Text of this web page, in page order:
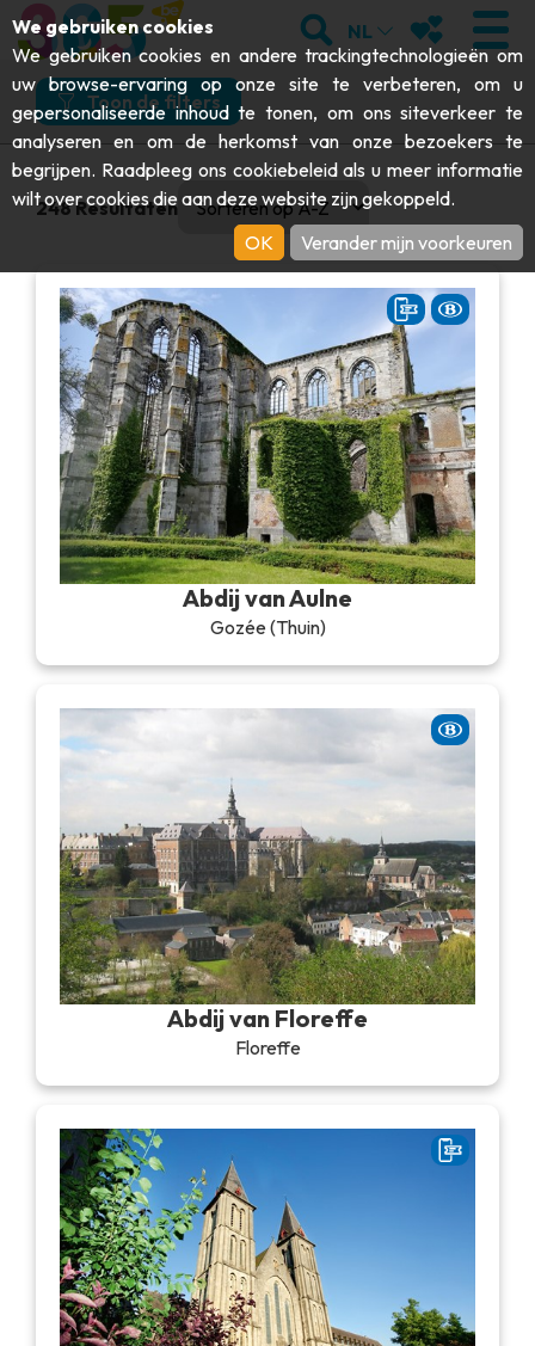
BEZOEKEN
Abdijen & religieuze monumenten
Kunst
Ambachten & knowhow
Kastelen, citadellen & belforten
Folklore & lokale geschiedenis
Geschiedenis
Wetenschapsparken
Streekproducten
Herinneringstoerisme
UNESCO
ONTDEKKEN
Grotten
Tuinen, parken & natuursites
Aquariums, dierenparken & -tuinen
BEWEGEN
Toeristische boten & cruises
Railbikes & toeristische treinen
Kajaks
Avonturenparken
Thema & recreatiepark
Recreatie- & waterpretparken
EVENEMENTEN
DE LEUKSTE ACTIVITEITEN VOOR
DEZE ZOMER
DOWNLOAD DE GIDS
ZOEKEN
NL MIJN
Toon de filters
Wat Waar Hoe Wanneer
Wat wilt u doen?
0 results available. Select is focused , press Down to open
Wat wilt u doen?
En meer specifiek?
Ik kies mijn ervaring of attractie
Ik kies mijn ervaring of attractie
ERVARINGEN WEERGEVEN
248Resultaten
Abdij van Aulne
Gozée (Thuin)
Abdij van Floreffe
Floreffe
We gebruiken cookies
We gebruiken cookies en andere trackingtechnologieën om
uw browse-ervaring op onze site te verbeteren, om u
gepersonaliseerde inhoud te tonen, om ons siteverkeer te
analyseren en om de herkomst van onze bezoekers te
begrijpen. Raadpleeg ons cookiebeleidals u meer informatie
wilt over cookies die aan deze website zijn gekoppeld.
OK
Verander mijn voorkeuren